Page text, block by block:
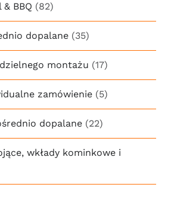
BBQ (82)
dopalane (35)
montażu (17)
zamówienie (5)
dopalane (22)
wkłady kominkowe i